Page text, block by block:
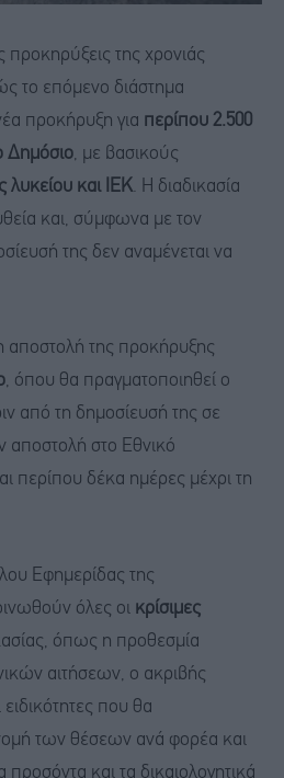
προκηρύξεις της χρονιάς
το επόμενο διάστημα
προκήρυξη για περίπου 2.500
Δημόσιο, με βασικούς
λυκείου και ΙΕΚ. Η διαδικασία
και, σύμφωνα με τον
της δεν αναμένεται να
αποστολή της προκήρυξης
, όπου θα πραγματοποιηθεί ο
από τη δημοσίευσή της σε
στο Εθνικό
περίπου δέκα ημέρες μέχρι τη
Εφημερίδας της
όλες οι κρίσιμες
όπως η προθεσμία
αιτήσεων, ο ακριβής
που θα
των θέσεων ανά φορέα και
και τα δικαιολογητικά